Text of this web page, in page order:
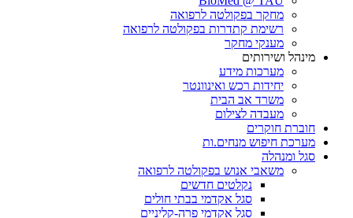
מחקר בפקולטה לרפואה
רשימת קתדרות בפקולטה לרפואה
מענקי מחקר
מינהל ושירותים
מערכות מידע
יחידות רכש ואינוונטר
משרד אב הבית
מעבדה לצילום
חוברת חוקרים
מערכת חיפוש מנחים.ות
סגל ומנהלה
משאבי אנוש בפקולטה לרפואה
נקלטים חדשים
סגל אקדמי בבתי חולים
סגל אקדמי פרה-קליניים